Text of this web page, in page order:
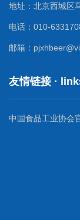
地址：北京西城区
电话：010-
邮箱：
友情链接 ·
中国食品工业协会